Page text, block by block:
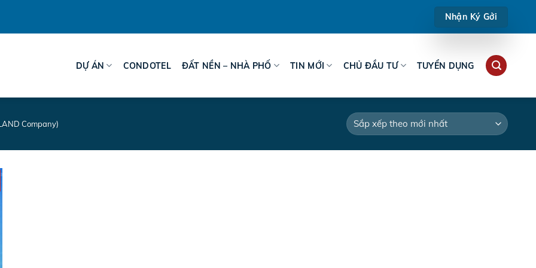
Nhận Ký Gởi
DỰ ÁN CONDOTEL ĐẤT NỀN – NHÀ PHỐ TIN MỚI CHỦ ĐẦU TƯ TUYỂN DỤNG
Company)